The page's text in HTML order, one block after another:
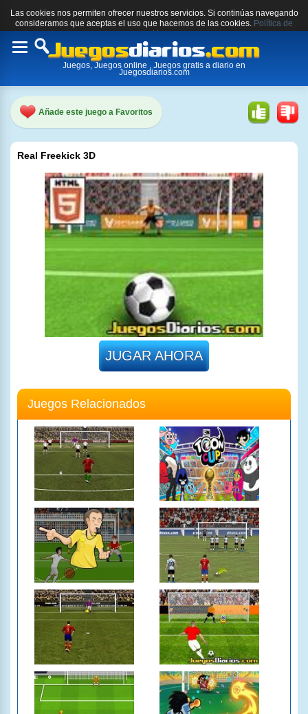
Las cookies nos permiten ofrecer nuestros servicios. Si continúas navegando
consideramos que aceptas el uso que hacemos de las cookies. Política de
cookies.
Toggle
Juegos, Juegos online , Juegos gratis a diario en
Juegosdiarios.com
Añade este juego a Favoritos
Real Freekick 3D
JUGAR AHORA
Juegos Relacionados